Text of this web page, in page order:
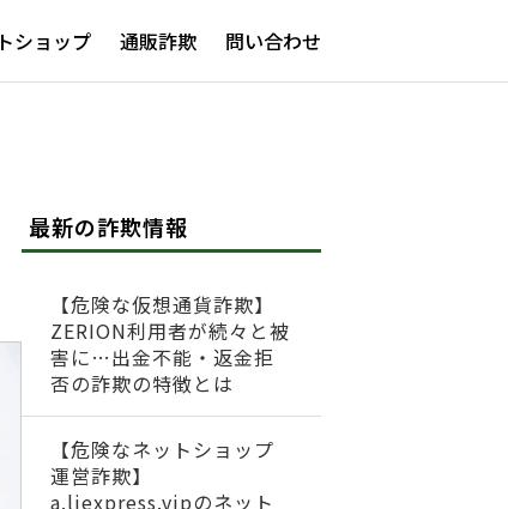
ショップ 通販詐欺 問い合わせ
最新の詐欺情報
【危険な仮想通貨詐欺】
ZERION利用者が続々と被
害に…出金不能・返金拒
否の詐欺の特徴とは
【危険なネットショップ
運営詐欺】
a.liexpress.vipのネット